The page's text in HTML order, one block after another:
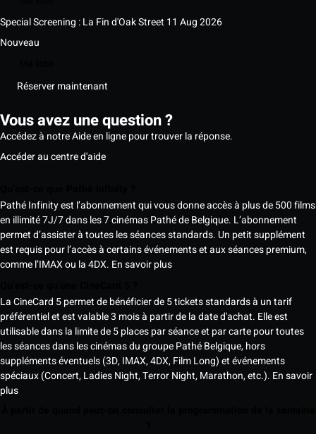
Special Screening : La Fin d'Oak Street 11 Aug 2026
Nouveau
Réserver maintenant
Vous avez une question ?
Accédez à notre Aide en ligne pour trouver la réponse.
Accéder au centre d'aide
Pathé Infinity est l’abonnement qui vous donne accès à plus de 500 films
en illimité 7J/7 dans les 7 cinémas Pathé de Belgique. L’abonnement
permet d’assister à toutes les séances standards. Un petit supplément
est requis pour l’accès à certains événements et aux séances premium,
comme l’IMAX ou la 4DX. En savoir plus
La CineCard 5 permet de bénéficier de 5 tickets standards à un tarif
préférentiel et est valable 3 mois à partir de la date d'achat. Elle est
utilisable dans la limite de 5 places par séance et par carte pour toutes
les séances dans les cinémas du groupe Pathé Belgique, hors
suppléments éventuels (3D, IMAX, 4DX, Film Long) et événements
spéciaux (Concert, Ladies Night, Terror Night, Marathon, etc.). En savoir
plus